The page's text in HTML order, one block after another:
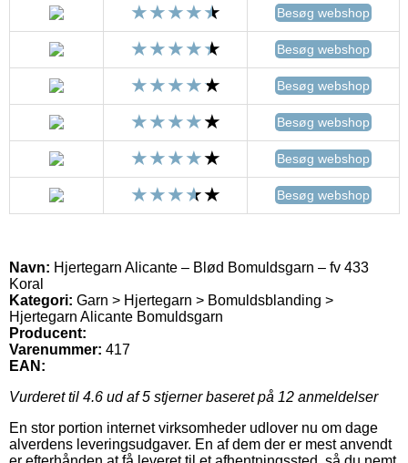
Besøg webshop
Besøg webshop
Besøg webshop
Besøg webshop
Besøg webshop
Besøg webshop
Navn: Hjertegarn Alicante – Blød Bomuldsgarn – fv 433
Koral
Kategori: Garn > Hjertegarn > Bomuldsblanding >
Hjertegarn Alicante Bomuldsgarn
Producent:
Varenummer: 417
EAN:
Vurderet til 4.6 ud af 5 stjerner baseret på 12 anmeldelser
En stor portion internet virksomheder udlover nu om dage
alverdens leveringsudgaver. En af dem der er mest anvendt